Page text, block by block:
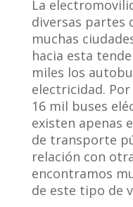
La
diversas partes
muchas
hacia esta
miles los
electricidad.
16 mil buses
existen apenas
de transporte
relación con
encontramos
de este tipo de